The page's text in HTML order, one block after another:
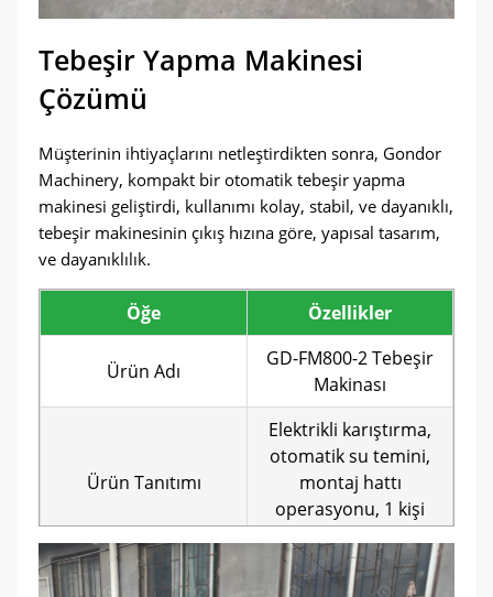
Tebeşir Yapma Makinesi
Çözümü
Müşterinin ihtiyaçlarını netleştirdikten sonra, Gondor
Machinery, kompakt bir otomatik tebeşir yapma
makinesi geliştirdi, kullanımı kolay, stabil, ve dayanıklı,
tebeşir makinesinin çıkış hızına göre, yapısal tasarım,
ve dayanıklılık.
Öğe Özellikler
Ürün Adı
GD-FM800-2 Tebeşir
Makinası
Ürün Tanıtımı
Elektrikli karıştırma,
otomatik su temini,
montaj hattı
operasyonu, 1 kişi
gerekli
Çıkış
8,000 tebeşir/saat